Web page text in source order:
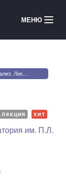
МЕНЮ
Медиатека
Courses in English
Лекция 1
лекция хит
им. П.Л.